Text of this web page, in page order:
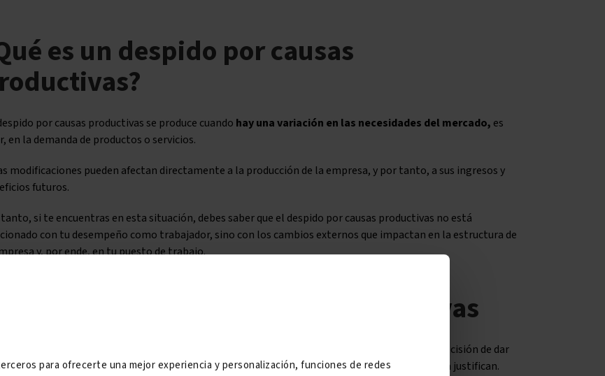
para ofrecerte una mejor experiencia y personalización, funciones de redes
es un despido por causas
por causas productivas se produce cuando hay una variación en las necesidades del mercado, es
en la demanda de productos o servicios.
modificaciones pueden afectan directamente a la producción de la empresa, y por tanto, a sus ingresos y
futuros.
si te encuentras en esta situación, debes saber que el despido por causas productivas no está
con tu desempeño como trabajador, sino con los cambios externos que impactan en la estructura de
y, por ende, en tu puesto de trabajo.
Carta de despido por causas productivas
de despido que han de entregarte debe informar, como en todos los casos de despido, la decisión de dar
tu contrato,explicando de forma clara y detallada las causas productivas
que la justifican.